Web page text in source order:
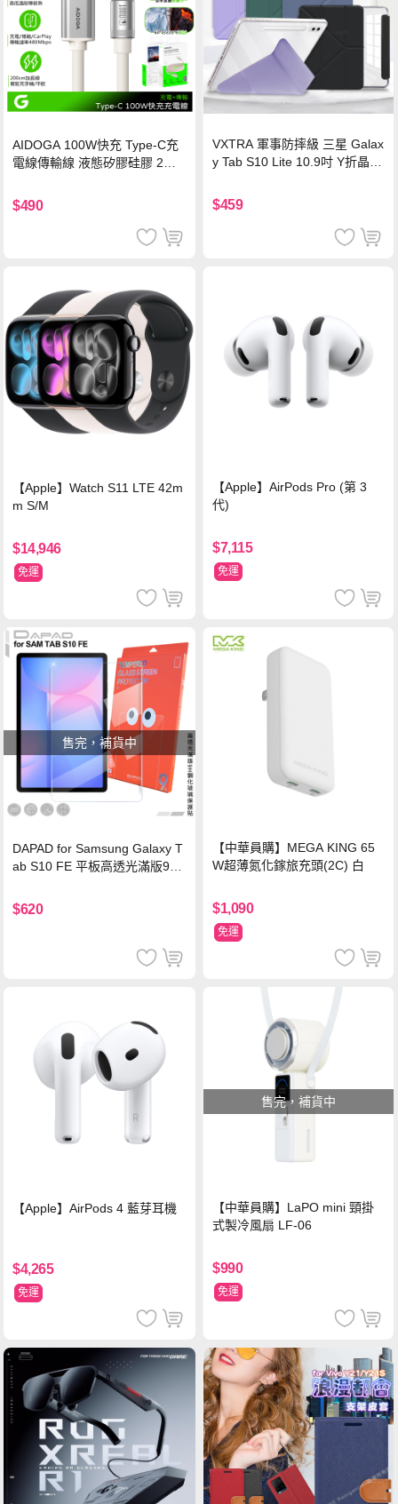
AIDOGA 100W快充 Type-C充
電線傳輸線 液態矽膠硅膠 2M
$490
VXTRA 軍事防摔級 三星 Galax
y Tab S10 Lite 10.9吋 Y折晶透
$459
【Apple】Watch S11 LTE 42m
m S/M
$14,946
免運
【Apple】AirPods Pro (第 3
代)
$7,115
免運
售完，補貨中
DAPAD for Samsung Galaxy T
ab S10 FE 平板高透光滿版9H
$620
【中華員購】MEGA KING 65
W超薄氮化鎵旅充頭(2C) 白
$1,090
免運
【Apple】AirPods 4 藍芽耳機
$4,265
免運
售完，補貨中
【中華員購】LaPO mini 頸掛
式製冷風扇 LF-06
$990
免運